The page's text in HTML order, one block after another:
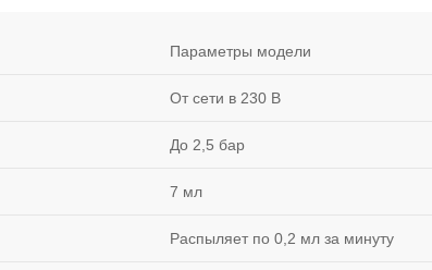
Параметры модели
От сети в 230 В
До 2,5 бар
7 мл
Распыляет по 0,2 мл за минуту